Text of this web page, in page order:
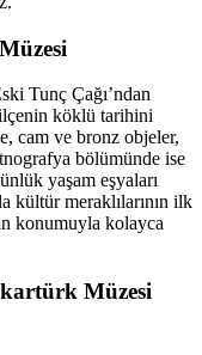
Tunç Çağı’ndan
köklü tarihini
cam ve bronz objeler,
bölümünde ise
yaşam eşyaları
kültür meraklılarının ilk
konumuyla kolayca
Müzesi